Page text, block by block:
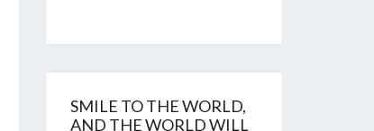
SMILE TO THE WORLD,
AND THE WORLD WILL